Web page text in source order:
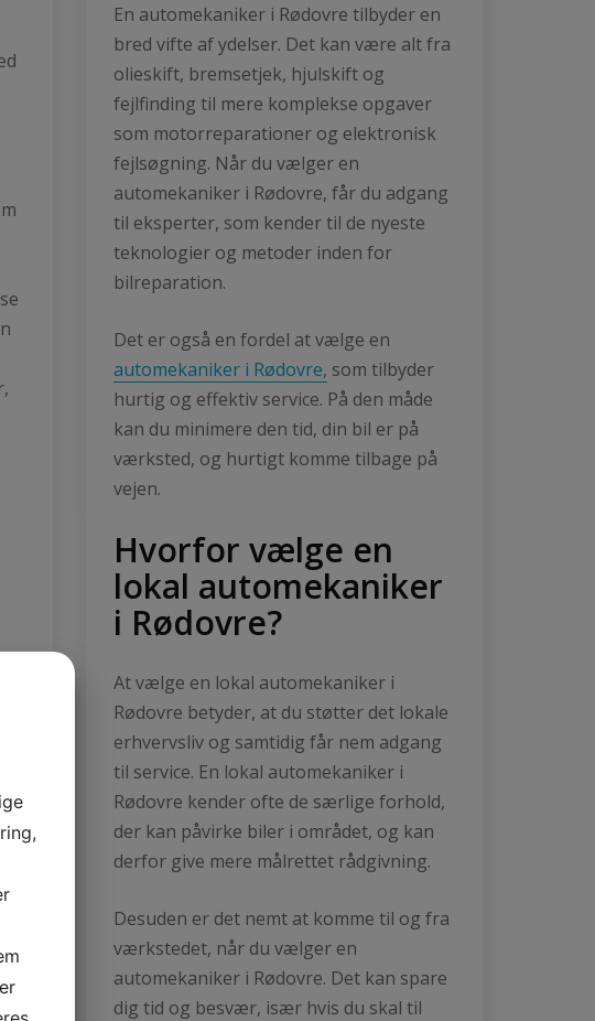
En automekaniker i Rødovre tilbyder en
bred vifte af ydelser. Det kan være alt fra
olieskift, bremsetjek, hjulskift og
fejlfinding til mere komplekse opgaver
som motorreparationer og elektronisk
fejlsøgning. Når du vælger en
automekaniker i Rødovre, får du adgang
til eksperter, som kender til de nyeste
teknologier og metoder inden for
bilreparation.
Det er også en fordel at vælge en
automekaniker i Rødovre, som tilbyder
hurtig og effektiv service. På den måde
kan du minimere den tid, din bil er på
værksted, og hurtigt komme tilbage på
vejen.
Hvorfor vælge en
lokal automekaniker
i Rødovre?
At vælge en lokal automekaniker i
Rødovre betyder, at du støtter det lokale
erhvervsliv og samtidig får nem adgang
til service. En lokal automekaniker i
Rødovre kender ofte de særlige forhold,
der kan påvirke biler i området, og kan
derfor give mere målrettet rådgivning.
Desuden er det nemt at komme til og fra
værkstedet, når du vælger en
automekaniker i Rødovre. Det kan spare
dig tid og besvær, især hvis du skal til